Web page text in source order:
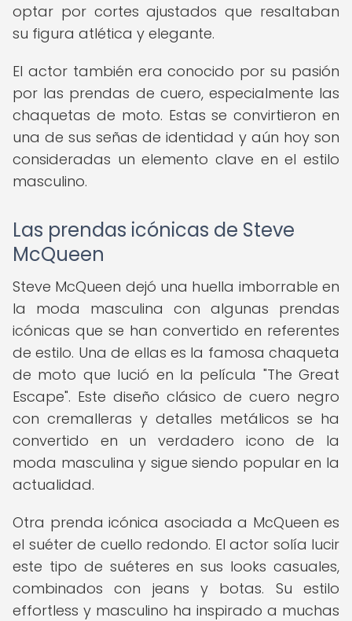
optar por cortes ajustados que resaltaban
su figura atlética y elegante.
El actor también era conocido por su pasión
por las prendas de cuero, especialmente las
chaquetas de moto. Estas se convirtieron en
una de sus señas de identidad y aún hoy son
consideradas un elemento clave en el estilo
masculino.
Las prendas icónicas de Steve
McQueen
Steve McQueen dejó una huella imborrable en
la moda masculina con algunas prendas
icónicas que se han convertido en referentes
de estilo. Una de ellas es la famosa chaqueta
de moto que lució en la película "The Great
Escape". Este diseño clásico de cuero negro
con cremalleras y detalles metálicos se ha
convertido en un verdadero icono de la
moda masculina y sigue siendo popular en la
actualidad.
Otra prenda icónica asociada a McQueen es
el suéter de cuello redondo. El actor solía lucir
este tipo de suéteres en sus looks casuales,
combinados con jeans y botas. Su estilo
effortless y masculino ha inspirado a muchas